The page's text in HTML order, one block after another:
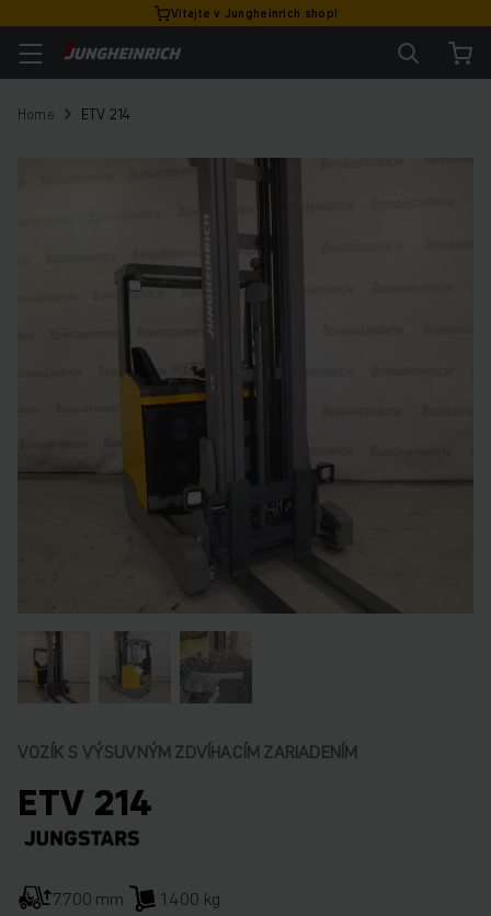
Vitajte v Jungheinrich shop!
Home ETV 214
VOZÍK S VÝSUVNÝM ZDVÍHACÍM ZARIADENÍM
ETV 214
7.700 mm 1.400 kg